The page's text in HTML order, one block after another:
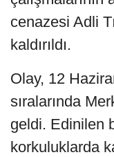
cenazesi Adli
kaldırıldı.
Olay, 12
sıralarında
geldi. Edinilen
korkuluklarda